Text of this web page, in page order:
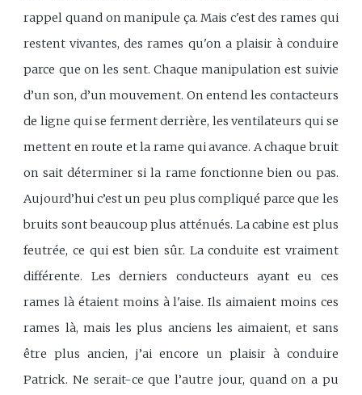
rappel quand on manipule ça. Mais c'est des rames qui
restent vivantes, des rames qu'on a plaisir à conduire
parce que on les sent. Chaque manipulation est suivie
d’un son, d’un mouvement. On entend les contacteurs
de ligne qui se ferment derrière, les ventilateurs qui se
mettent en route et la rame qui avance. A chaque bruit
on sait déterminer si la rame fonctionne bien ou pas.
Aujourd’hui c’est un peu plus compliqué parce que les
bruits sont beaucoup plus atténués. La cabine est plus
feutrée, ce qui est bien sûr. La conduite est vraiment
différente. Les derniers conducteurs ayant eu ces
rames là étaient moins à l'aise. Ils aimaient moins ces
rames là, mais les plus anciens les aimaient, et sans
être plus ancien, j’ai encore un plaisir à conduire
Patrick. Ne serait-ce que l’autre jour, quand on a pu